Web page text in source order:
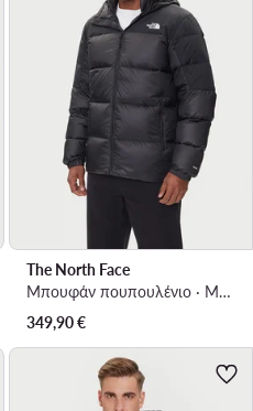
The North Face
Μπουφάν πουπουλένιο · Μαύρο
349,90€